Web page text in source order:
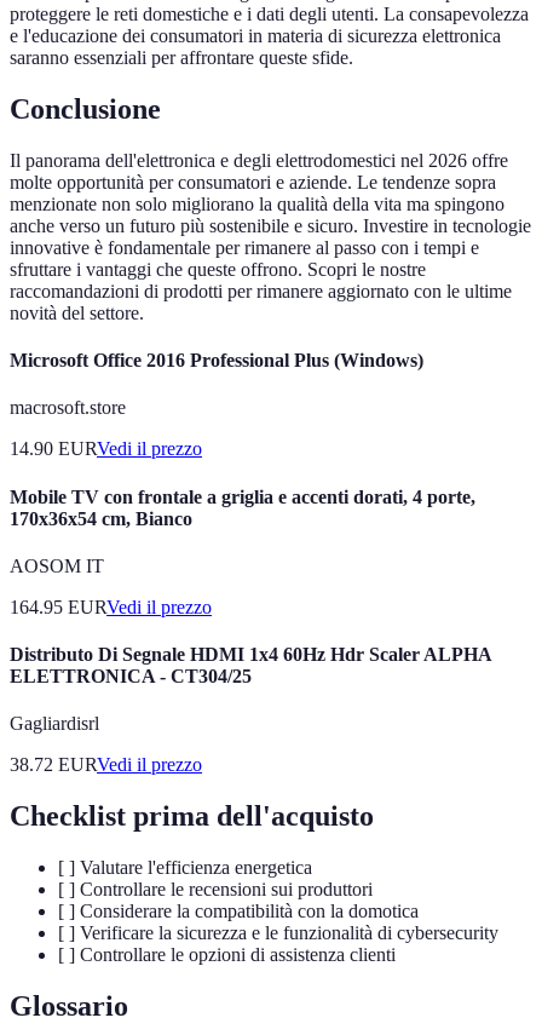
proteggere le reti domestiche e i dati degli utenti. La consapevolezza
e l'educazione dei consumatori in materia di sicurezza elettronica
saranno essenziali per affrontare queste sfide.
Conclusione
Il panorama dell'elettronica e degli elettrodomestici nel 2026 offre
molte opportunità per consumatori e aziende. Le tendenze sopra
menzionate non solo migliorano la qualità della vita ma spingono
anche verso un futuro più sostenibile e sicuro. Investire in tecnologie
innovative è fondamentale per rimanere al passo con i tempi e
sfruttare i vantaggi che queste offrono. Scopri le nostre
raccomandazioni di prodotti per rimanere aggiornato con le ultime
novità del settore.
Microsoft Office 2016 Professional Plus (Windows)
macrosoft.store
14.90 EURVedi il prezzo
Mobile TV con frontale a griglia e accenti dorati, 4 porte,
170x36x54 cm, Bianco
AOSOM IT
164.95 EURVedi il prezzo
Distributo Di Segnale HDMI 1x4 60Hz Hdr Scaler ALPHA
ELETTRONICA - CT304/25
Gagliardisrl
38.72 EURVedi il prezzo
Checklist prima dell'acquisto
[ ] Valutare l'efficienza energetica
[ ] Controllare le recensioni sui produttori
[ ] Considerare la compatibilità con la domotica
[ ] Verificare la sicurezza e le funzionalità di cybersecurity
[ ] Controllare le opzioni di assistenza clienti
Glossario